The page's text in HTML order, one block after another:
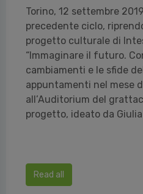
Torino, 12 settembre
precedente ciclo,
progetto culturale di
“Immaginare il futuro.
cambiamenti e le sfide
appuntamenti nel mese
all’Auditorium del
progetto, ideato da
Read all